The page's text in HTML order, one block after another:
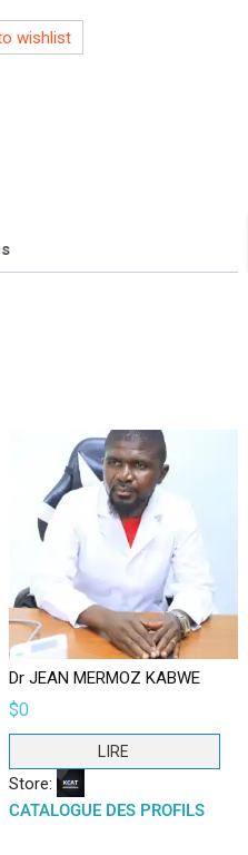
wishlist
Dr JEAN MERMOZ KABWE
$0
LIRE
Store:
CATALOGUE DES PROFILS